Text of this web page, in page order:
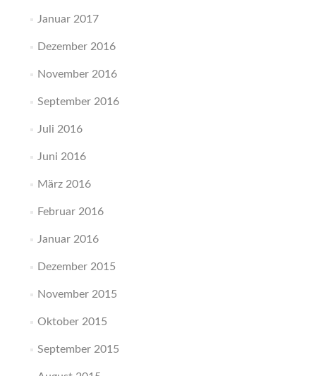
Januar 2017
Dezember 2016
November 2016
September 2016
Juli 2016
Juni 2016
März 2016
Februar 2016
Januar 2016
Dezember 2015
November 2015
Oktober 2015
September 2015